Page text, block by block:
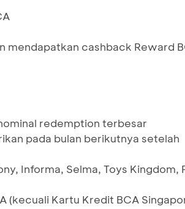
mendapatkan cashback Reward
redemption terbesar
pada bulan berikutnya setelah
Informa, Selma, Toys Kingdom,
(kecuali Kartu Kredit BCA